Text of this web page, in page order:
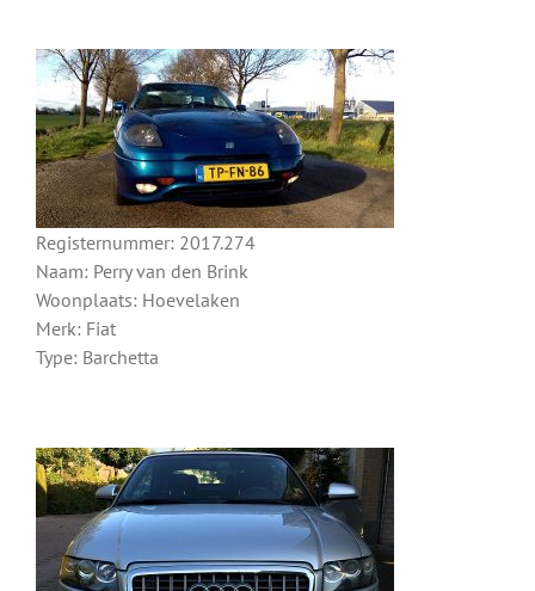
Registernummer: 2017.274
Naam: Perry van den Brink
Woonplaats: Hoevelaken
Merk: Fiat
Type: Barchetta